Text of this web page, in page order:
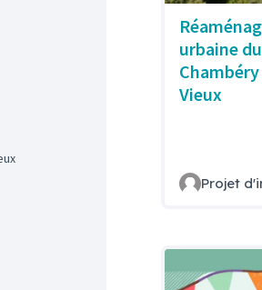
urbaine
Vieux
Projet